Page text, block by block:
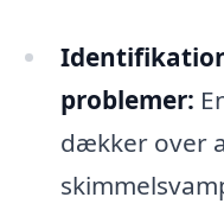
problemer:
dækker over